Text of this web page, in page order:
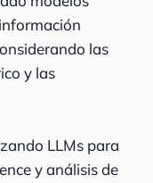
las
y las
LLMs para
y análisis de